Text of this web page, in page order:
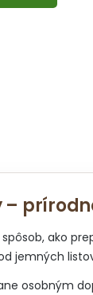
ako
jemných
osobným